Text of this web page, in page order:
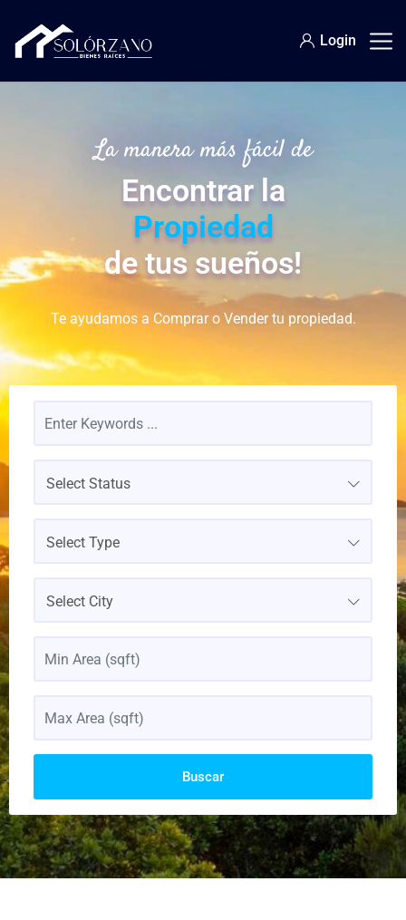
Login
La manera más fácil de
Encontrar la
Propiedad
de tus sueños!
Te ayudamos a Comprar o Vender tu propiedad.
Select Status
Select Type
Select City
Buscar